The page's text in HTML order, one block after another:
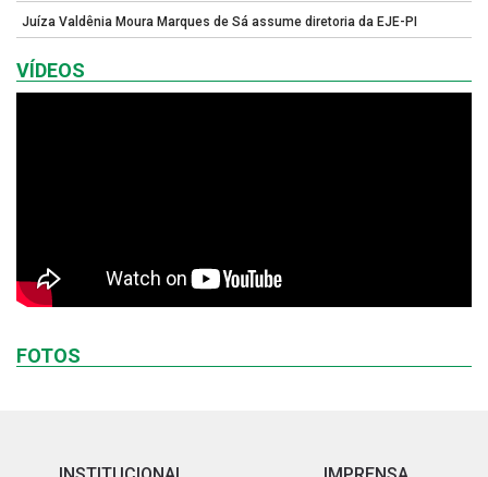
Juíza Valdênia Moura Marques de Sá assume diretoria da EJE-PI
VÍDEOS
FOTOS